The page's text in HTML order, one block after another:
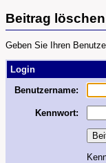
Beitrag löschen
Geben Sie Ihren
Login
Benutzername:
Kennwort: